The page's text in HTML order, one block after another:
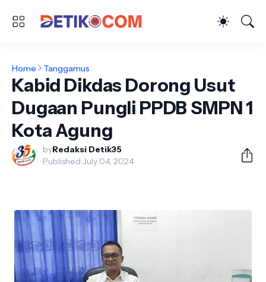
Home Tanggamus
Kabid Dikdas Dorong Usut
Dugaan Pungli PPDB SMPN 1
Kota Agung
byRedaksi Detik35
Published:July 04, 2024